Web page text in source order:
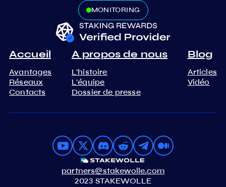
MONITORING
Accueil
Avantages
Réseaux
Contacts
A propos de nous
L'histoire
L'équipe
Dossier de presse
Blog
Articles
Vidéo
partners@stakewolle.com
2023 STAKEWOLLE